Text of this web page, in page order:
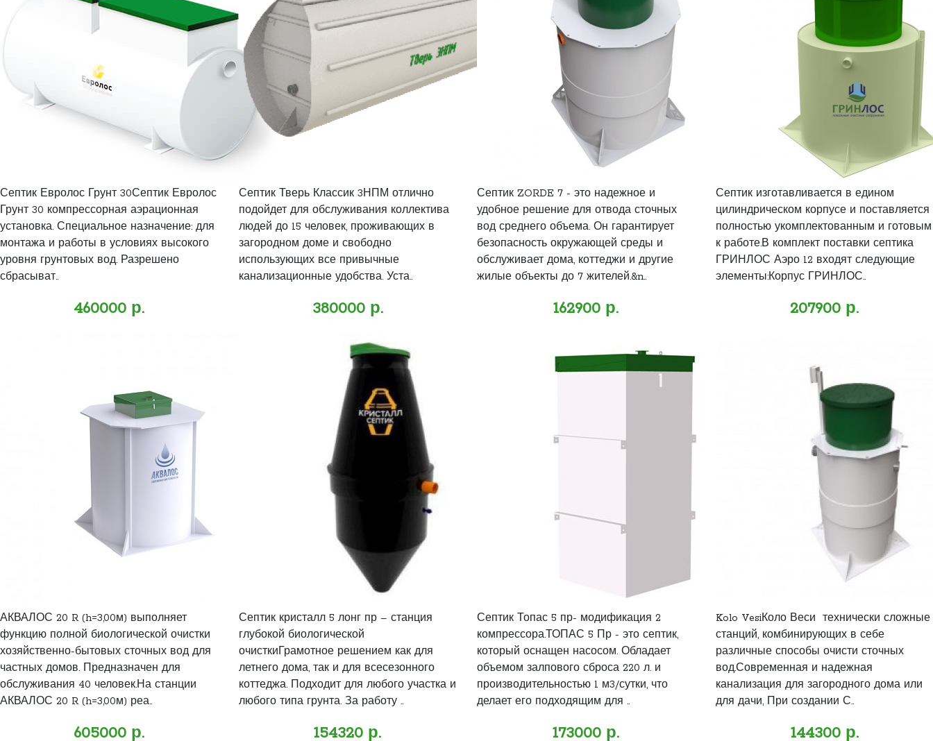
Септик Евролос Грунт 30Септик Евролос
Грунт 30 компрессорная аэрационная
установка. Специальное назначение: для
монтажа и работы в условиях высокого
уровня грунтовых вод. Разрешено
сбрасыват..
460000 р.
Септик Тверь Классик 3НПМ отлично
подойдет для обслуживания коллектива
людей до 15 человек, проживающих в
загородном доме и свободно
использующих все привычные
канализационные удобства. Уста..
380000 р.
Септик ZORDE 7 - это надежное и
удобное решение для отвода сточных
вод среднего объема. Он гарантирует
безопасность окружающей среды и
обслуживает дома, коттеджи и другие
жилые объекты до 7 жителей.&n..
162900 р.
Септик изготавливается в едином
цилиндрическом корпусе и поставляется
полностью укомплектованным и готовым
к работе.В комплект поставки септика
ГРИНЛОС Аэро 12 входят следующие
элементы:Корпус ГРИНЛОС..
207900 р.
АКВАЛОС 20 R (h=3,00м) выполняет
функцию полной биологической очистки
хозяйственно-бытовых сточных вод для
частных домов. Предназначен для
обслуживания 40 человек.На станции
АКВАЛОС 20 R (h=3,00м) реа..
605000 р.
Септик кристалл 5 лонг пр – станция
глубокой биологической
очисткиГрамотное решением как для
летнего дома, так и для всесезонного
коттеджа. Подходит для любого участка и
любого типа грунта. За работу ..
154320 р.
Септик Топас 5 пр- модификация 2
компрессора.ТОПАС 5 Пр - это септик,
который оснащен насосом. Обладает
объемом залпового сброса 220 л. и
производительностью 1 м3/сутки, что
делает его подходящим для ..
173000 р.
Kolo VesiКоло Веси технически сложные
станций, комбинирующих в себе
различные способы очисти сточных
вод.Современная и надежная
канализация для загородного дома или
для дачи, При создании С..
144300 р.